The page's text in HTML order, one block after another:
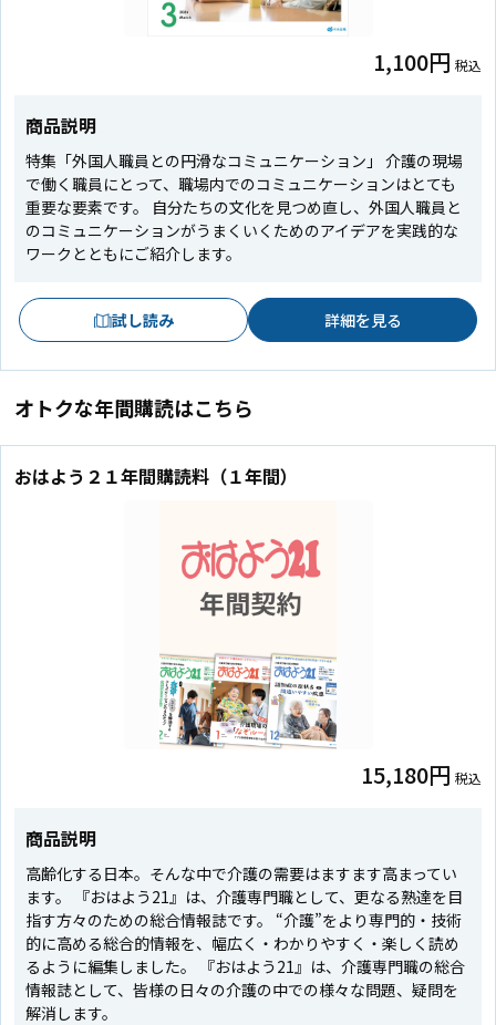
1,100円 税込
商品説明
特集「外国人職員との円滑なコミュニケーション」 介護の現場
で働く職員にとって、職場内でのコミュニケーションはとても
重要な要素です。 自分たちの文化を見つめ直し、外国人職員と
のコミュニケーションがうまくいくためのアイデアを実践的な
ワークとともにご紹介します。
試し読み 詳細を見る
オトクな年間購読はこちら
おはよう２１年間購読料（１年間）
15,180円 税込
商品説明
高齢化する日本。そんな中で介護の需要はますます高まってい
ます。 『おはよう21』は、介護専門職として、更なる熟達を目
指す方々のための総合情報誌です。 “介護”をより専門的・技術
的に高める総合的情報を、幅広く・わかりやすく・楽しく読め
るように編集しました。 『おはよう21』は、介護専門職の総合
情報誌として、皆様の日々の介護の中での様々な問題、疑問を
解消します。